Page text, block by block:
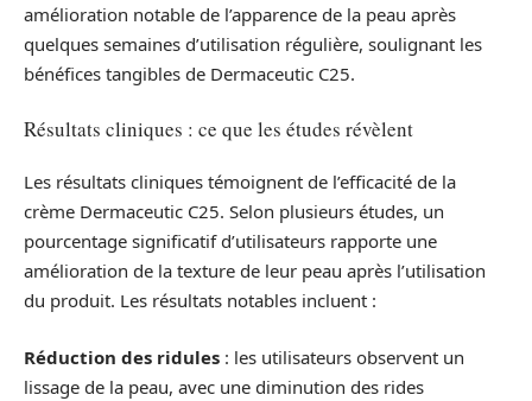
amélioration notable de l’apparence de la peau après
quelques semaines d’utilisation régulière, soulignant les
bénéfices tangibles de Dermaceutic C25.
Résultats cliniques : ce que les études révèlent
Les résultats cliniques témoignent de l’efficacité de la
crème Dermaceutic C25. Selon plusieurs études, un
pourcentage significatif d’utilisateurs rapporte une
amélioration de la texture de leur peau après l’utilisation
du produit. Les résultats notables incluent :
Réduction des ridules : les utilisateurs observent un
lissage de la peau, avec une diminution des rides